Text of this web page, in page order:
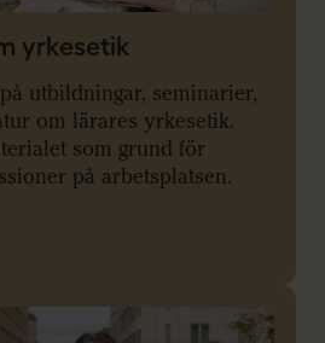
yrkesetik
utbildningar, seminarier,
om lärares yrkesetik.
som grund för
på arbetsplatsen.